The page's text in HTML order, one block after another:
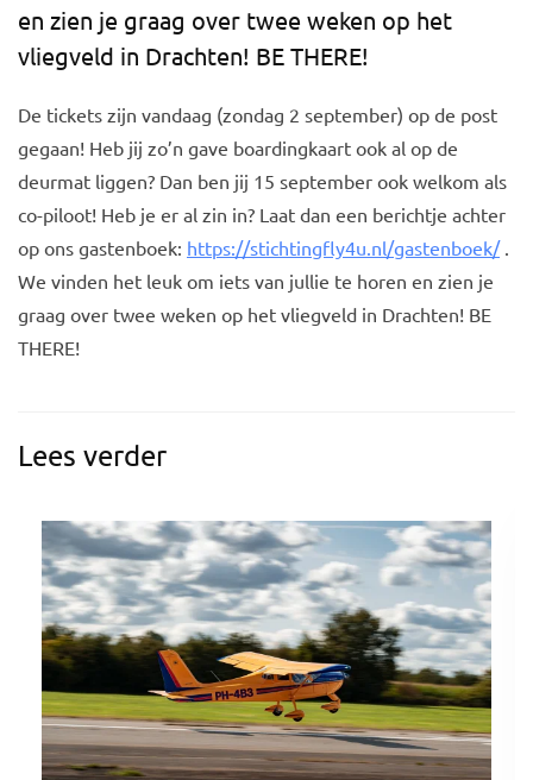
en zien je graag over twee weken op het
vliegveld in Drachten! BE THERE!
De tickets zijn vandaag (zondag 2 september) op de post
gegaan! Heb jij zo’n gave boardingkaart ook al op de
deurmat liggen? Dan ben jij 15 september ook welkom als
co-piloot! Heb je er al zin in? Laat dan een berichtje achter
op ons gastenboek: https://stichtingfly4u.nl/gastenboek/.
We vinden het leuk om iets van jullie te horen en zien je
graag over twee weken op het vliegveld in Drachten! BE
THERE!
Lees verder